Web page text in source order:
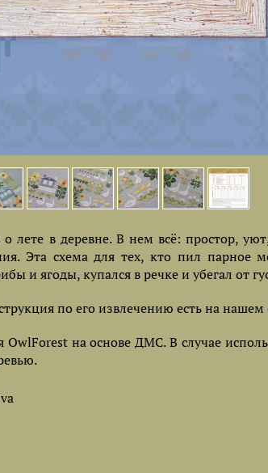
лете в деревне. В нем всё: простор,
Эта схема для тех, кто пил парное
и ягоды, купался в речке и убегал от
по его извлечению есть на нашем
на основе ДМС. В случае